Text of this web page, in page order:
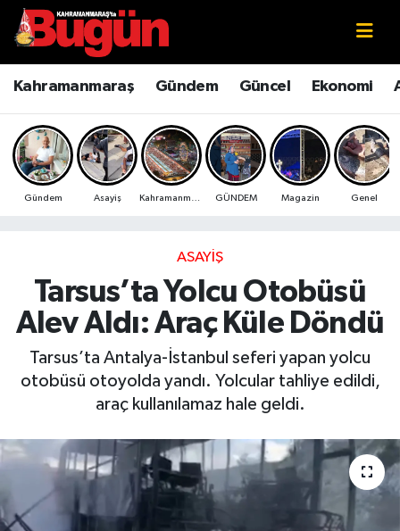
Kahramanmaraş Gündem Güncel Ekonomi
Gündem Asayiş GÜNDEM Magazin Genel
ASAYIŞ
Tarsus’ta Yolcu Otobüsü
Alev Aldı: Araç Küle Döndü
Tarsus’ta Antalya-İstanbul seferi yapan yolcu
otobüsü otoyolda yandı. Yolcular tahliye edildi,
araç kullanılamaz hale geldi.
Kahramanmaraş
Kahramanmaraş Sokak Röportajları
Bilim ve Teknoloji
Çevre
Ekonomi
Güncel
Kültür Sanat
Magazin
Kahramanmaraş Nöbetçi Eczaneler
Kahramanmaraş Hava Durumu
Kahramanmaraş Namaz Vakitleri
Kahramanmaraş Trafik Yoğunluk Haritası
Süper Lig Puan Durumu ve Fikstür
Tüm Manşetler
Haber Arşivi